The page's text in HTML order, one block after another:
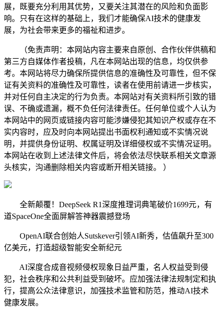
展，既要充分利用其优势，又要关注其潜在的风险和负面影
响。只有在这样的基础上，我们才能确保AI技术的健康发
展，为社会带来更多的福祉和进步。
（免责声明：本网站内容主要来自原创、合作伙伴供稿和
第三方自媒体作者投稿，凡在本网站出现的信息，均仅供参
考。本网站将尽力确保所提供信息的准确性及可靠性，但不保
证有关资料的准确性及可靠性，读者在使用前请进一步核实，
并对任何自主决定的行为负责。本网站对有关资料所引致的错
误、不确或遗漏，概不负任何法律责任。任何单位或个人认为
本网站中的网页或链接内容可能涉嫌侵犯其知识产权或存在不
实内容时，应及时向本网站提出书面权利通知或不实情况说
明，并提供身份证明、权属证明及详细侵权或不实情况证明。
本网站在收到上述法律文件后，将会依法尽快联系相关文章源
头核实，沟通删除相关内容或断开相关链接。 ）
全新颠覆！DeepSeek R1深度推理词典笔破价1699元，有
道SpaceOne全面屏解答神器震撼登场
OpenAI联合创始人Sutskever引领AI新秀，估值飙升至300
亿美元，打造超级智能安全新纪元
AI深度合成音视频侵权现象日益严重，名人权益受到侵
犯，社会秩序和公共利益受到破坏。应加强法律法规制定和执
行，提高公众法律意识，加强技术监管和防范，推动AI技术
健康发展。